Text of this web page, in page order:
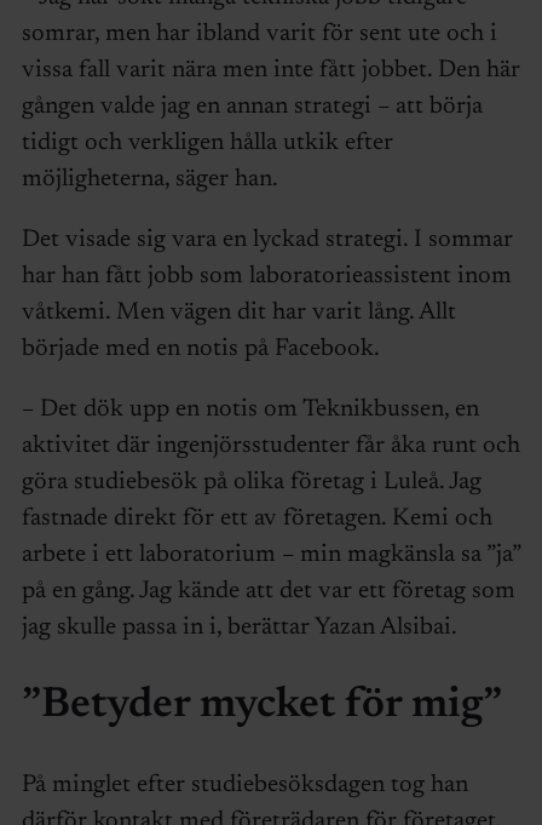
somrar, men har ibland varit för sent ute och i
vissa fall varit nära men inte fått jobbet. Den här
gången valde jag en annan strategi – att börja
tidigt och verkligen hålla utkik efter
möjligheterna, säger han.
Det visade sig vara en lyckad strategi. I sommar
har han fått jobb som laboratorieassistent inom
våtkemi. Men vägen dit har varit lång. Allt
började med en notis på Facebook.
– Det dök upp en notis om Teknikbussen, en
aktivitet där ingenjörsstudenter får åka runt och
göra studiebesök på olika företag i Luleå. Jag
fastnade direkt för ett av företagen. Kemi och
arbete i ett laboratorium – min magkänsla sa ”ja”
på en gång. Jag kände att det var ett företag som
jag skulle passa in i, berättar Yazan Alsibai.
”Betyder mycket för mig”
På minglet efter studiebesöksdagen tog han